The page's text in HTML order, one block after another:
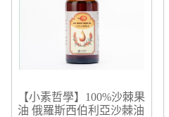
【小素哲學】100%沙棘果
油 俄羅斯西伯利亞沙棘油